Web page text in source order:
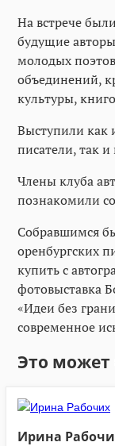
На встрече
будущие
молодых
объединений,
культуры,
Выступили как
писатели, так
Члены клуба
познакомили
Собравшимся
оренбургских
купить с
фотовыставка
«Идеи без
современное
Это может
Ирина